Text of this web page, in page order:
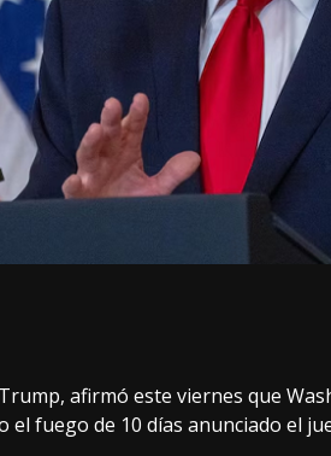
afirmó este viernes que
fuego de 10 días anunciado el